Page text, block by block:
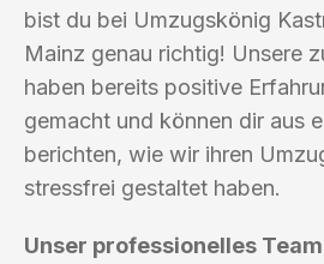
bist du bei Umzugskönig
Mainz genau richtig! Unsere
haben bereits positive
gemacht und können dir aus
berichten, wie wir ihren
stressfrei gestaltet haben.
Unser professionelles